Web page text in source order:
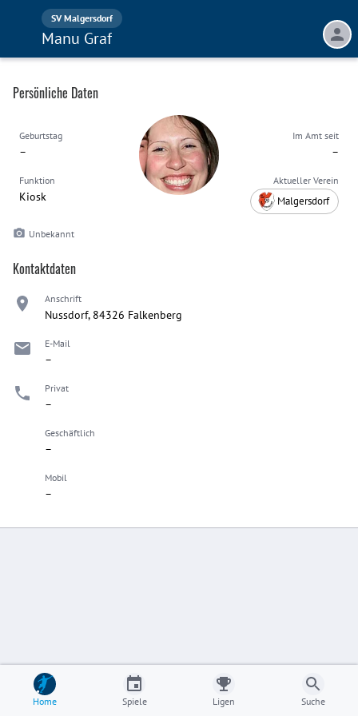
SV Malgersdorf
Manu Graf
Persönliche Daten
Geburtstag
–
Funktion
Kiosk
Im Amt seit
–
Aktueller Verein
Malgersdorf
Unbekannt
Kontaktdaten
Anschrift
Nussdorf, 84326 Falkenberg
E-Mail
–
Privat
–
Geschäftlich
–
Mobil
–
Home Spiele Ligen Suche